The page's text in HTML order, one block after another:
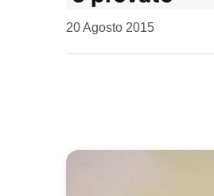
da
20 Agosto 2015